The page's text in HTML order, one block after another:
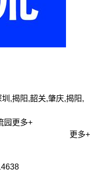
圳,揭阳,韶关,肇庆,揭阳,
园 更多+
更多+